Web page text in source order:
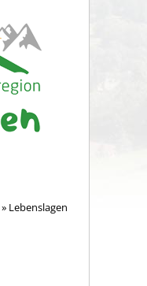
» Lebenslagen